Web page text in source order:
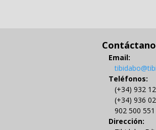
Email:
Teléfonos:
(+34) 932
(+34) 936
902 500 551
Dirección: